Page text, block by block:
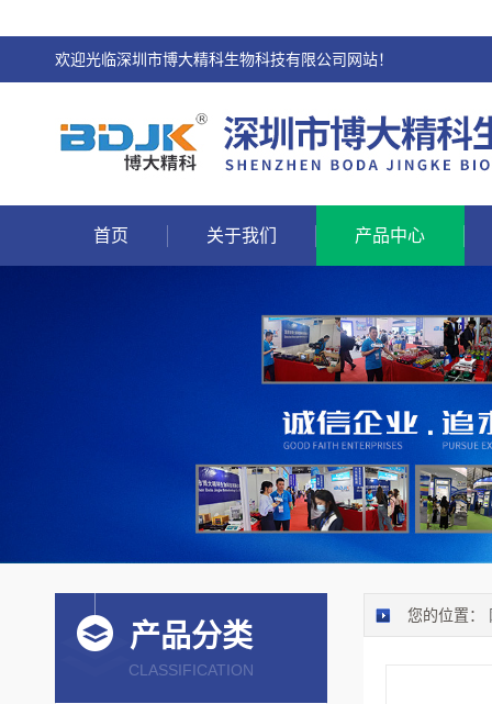
欢迎光临深圳市博大精科生物科技有限公司网站！
首页 关于我们 产品中心
您的位置：
产品分类
CLASSIFICATION